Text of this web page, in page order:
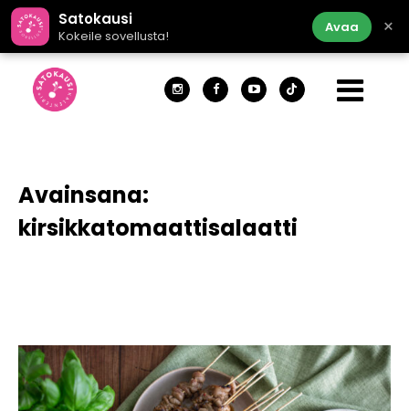
Satokausi
Kokeile sovellusta!
Avaa ×
Avainsana:
kirsikkatomaattisalaatti